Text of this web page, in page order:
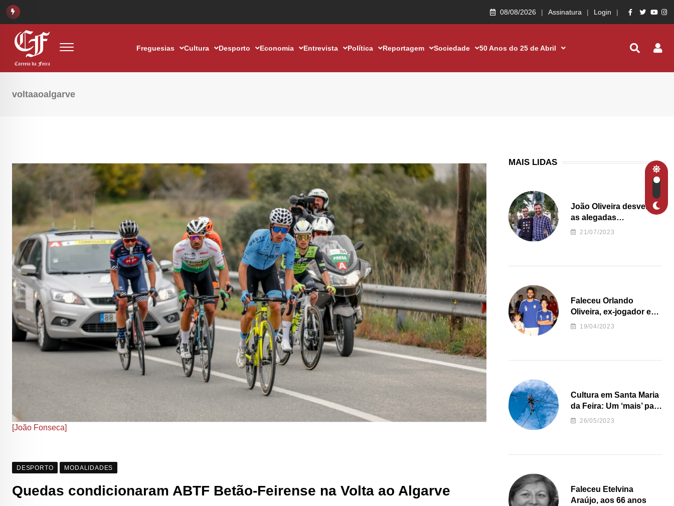
08/08/2026 Assinatura Login
Freguesias Cultura Desporto Economia Entrevista Política Reportagem Sociedade 50 Anos do 25 de Abril
voltaaoalgarve
[João Fonseca]
DESPORTO MODALIDADES
Quedas condicionaram ABTF Betão-Feirense na Volta ao Algarve
MAIS LIDAS
João Oliveira desvenda
as alegadas
irregularidades da
21/07/2023
Faleceu Orlando
Oliveira, ex-jogador e
treinador da formação
19/04/2023
Cultura em Santa Maria
da Feira: Um ‘mais’ para
o Concelho
26/05/2023
Faleceu Etelvina
Araújo, aos 66 anos